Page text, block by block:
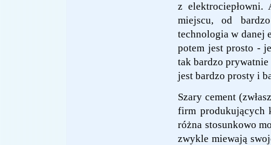
z
miejscu, od
technologia w danej
potem jest prosto -
tak bardzo
jest bardzo prosty i
Szary cement
firm produkujących
różna stosunkowo
zwykle miewają